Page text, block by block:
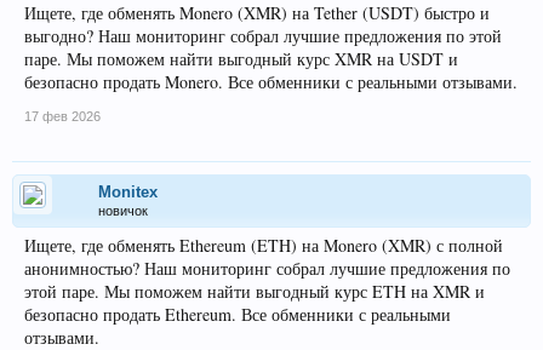
Ищете, где обменять Monero (XMR) на Tether (USDT) быстро и
выгодно? Наш мониторинг собрал лучшие предложения по этой
паре. Мы поможем найти выгодный курс XMR на USDT и
безопасно продать Monero. Все обменники с реальными отзывами.
17 фев 2026
Monitex
новичок
Ищете, где обменять Ethereum (ETH) на Monero (XMR) с полной
анонимностью? Наш мониторинг собрал лучшие предложения по
этой паре. Мы поможем найти выгодный курс ETH на XMR и
безопасно продать Ethereum. Все обменники с реальными
отзывами.